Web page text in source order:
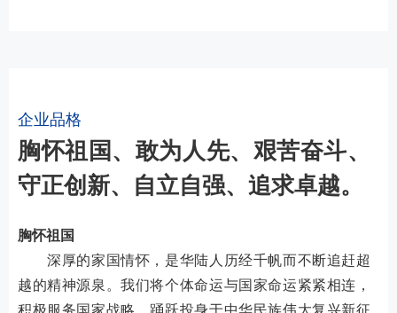
企业品格
胸怀祖国、敢为人先、艰苦奋斗、
守正创新、自立自强、追求卓越。
胸怀祖国
深厚的家国情怀，是华陆人历经千帆而不断追赶超
越的精神源泉。我们将个体命运与国家命运紧紧相连，